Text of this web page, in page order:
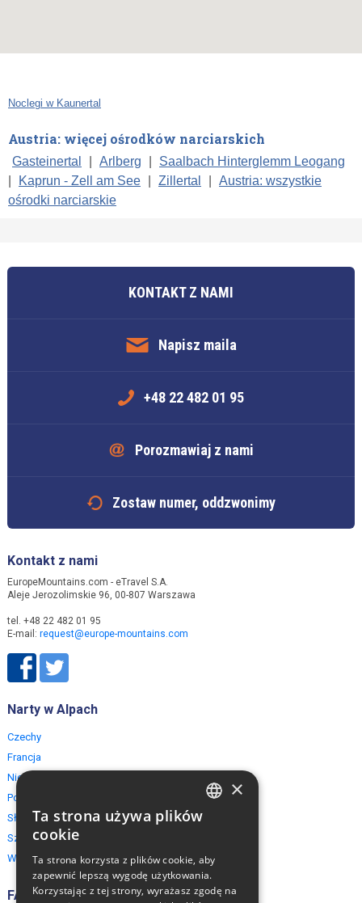
Noclegi w Kaunertal
Austria: więcej ośrodków narciarskich
Gasteinertal Arlberg
Saalbach Hinterglemm Leogang
Kaprun - Zell am See Zillertal
Austria: wszystkie
ośrodki narciarskie
KONTAKT Z NAMI
Napisz maila
+48 22 482 01 95
Porozmawiaj z nami
Zostaw numer, oddzwonimy
Kontakt z nami
EuropeMountains.com - eTravel S.A.
Aleje Jerozolimskie 96, 00-807 Warszawa
tel. +48 22 482 01 95
E-mail: request@europe-mountains.com
Narty w Alpach
Czechy
Francja
Niemcy
Polska
Słowacja
Szwajcaria
Włochy
FAQ
×
Ta strona używa plików
cookie
Ta strona korzysta z plików cookie, aby
zapewnić lepszą wygodę użytkowania.
Korzystając z tej strony, wyrażasz zgodę na